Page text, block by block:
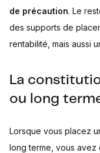
de précaution. Le
des supports de
rentabilité, mais aussi
La
ou long
Lorsque vous placez
long terme, vous